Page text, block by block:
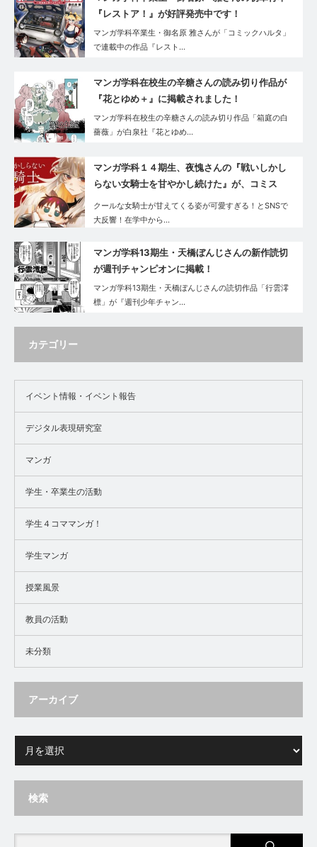
『レストア！』が好評発売中です！
マンガ学科卒業生・御名原 雅さんが「コミックハルタ」
で連載中の作品『レスト…
マンガ学科在校生の辛糖さんの読み切り作品が
『花とゆめ＋』に掲載されました！
マンガ学科在校生の辛糖さんの読み切り作品「箱庭の白
薔薇」が白泉社『花とゆめ…
マンガ学科１４期生、夜愧さんの『戦いしかし
らない女騎士を甘やかし続けた』が、コミス
マ・GANMA!で好評連載中です！
クールな女騎士が甘えてくる姿が可愛すぎる！とSNSで
大反響！在学中から…
マンガ学科13期生・天橋ぼんじさんの新作読切
が週刊チャンピオンに掲載！
マンガ学科13期生・天橋ぼんじさんの読切作品「行雲澪
標」が『週刊少年チャン…
カテゴリー
イベント情報・イベント報告
デジタル表現研究室
マンガ
学生・卒業生の活動
学生４コママンガ！
学生マンガ
授業風景
教員の活動
未分類
アーカイブ
検索